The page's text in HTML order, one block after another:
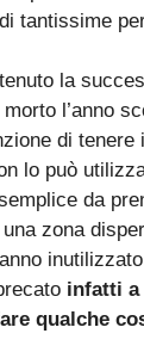
tantissime
la
l’anno
di tenere
lo può
da
zona
infatti a
qualche